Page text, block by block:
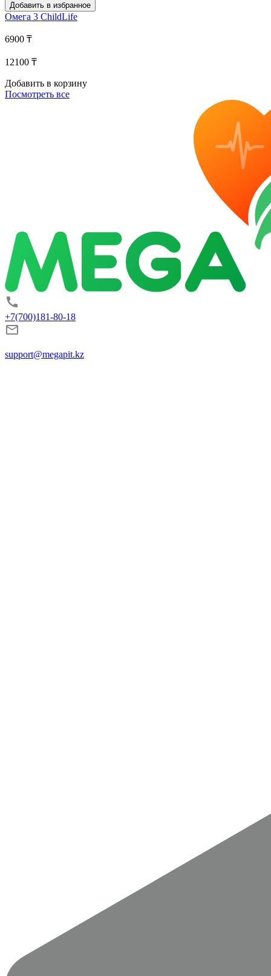
Добавить в избранное
Омега 3 ChildLife
6900 ₸
12100 ₸
Добавить в корзину
Посмотреть все
+7(700)181-80-18
support@megapit.kz